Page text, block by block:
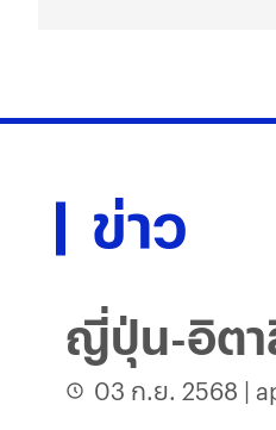
ข่าว
ญี่ปุ่น-อิตา
03 ก.ย. 2568 |